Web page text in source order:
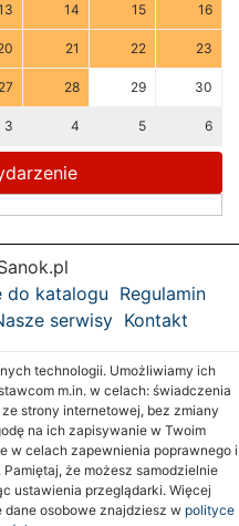
14 15 16
21 22 23
27 28 29 30
3 4 5 6
do katalogu Regulamin
serwisy Kontakt
technologii. Umożliwiamy ich
m.in. w celach: świadczenia
strony internetowej, bez zmiany
na ich zapisywanie w Twoim
w celach zapewnienia poprawnego i
że możesz samodzielnie
ustawienia przeglądarki. Więcej
osobowe znajdziesz w polityce